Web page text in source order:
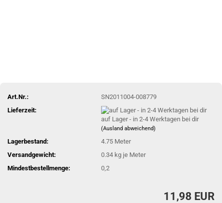
Art.Nr.:
SN2011004-008779
Lieferzeit:
auf Lager - in 2-4 Werktagen bei dir
(Ausland abweichend)
Lagerbestand: 4.75 Meter
Versandgewicht:
0.34 kg je Meter
Mindestbestellmenge:
0,2
11,98 EUR